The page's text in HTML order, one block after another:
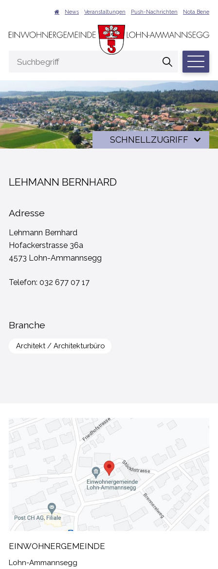
News Veranstaltungen Push-Nachrichten Nota Bene
Suchbegriff
Suche
LEHMANN BERNHARD
Adresse
Lehmann Bernhard
Hofackerstrasse 36a
4573 Lohn-Ammannsegg
Telefon: 032 677 07 17
Branche
Architekt / Architekturbüro
Schnellzugriff
SCHNELLZUGRIFF
EINWOHNERGEMEINDE
Lohn-Ammannsegg